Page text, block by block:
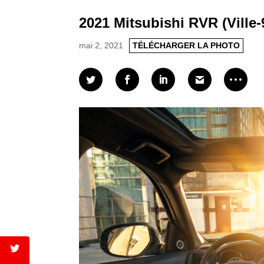
2021 Mitsubishi RVR (Ville-
mai 2, 2021 TÉLÉCHARGER LA PHOTO